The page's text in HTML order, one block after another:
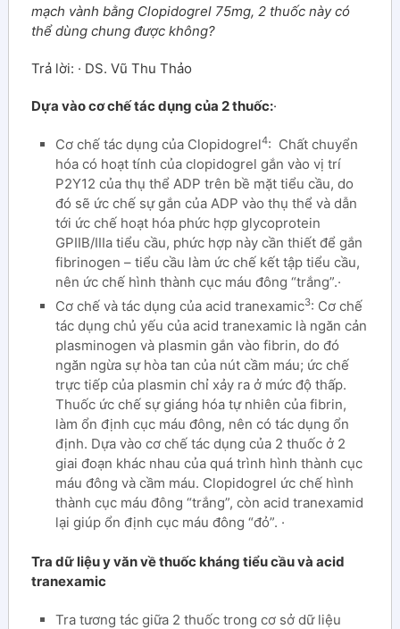
mạch vành bằng Clopidogrel 75mg, 2 thuốc này có
thể dùng chung được không?
Trả lời: · DS. Vũ Thu Thảo
Dựa vào cơ chế tác dụng của 2 thuốc:·
Cơ chế tác dụng của Clopidogrel4: Chất chuyển
hóa có hoạt tính của clopidogrel gắn vào vị trí
P2Y12 của thụ thể ADP trên bề mặt tiểu cầu, do
đó sẽ ức chế sự gắn của ADP vào thụ thể và dẫn
tới ức chế hoạt hóa phức hợp glycoprotein
GPIIB/IIIa tiểu cầu, phức hợp này cần thiết để gắn
fibrinogen – tiểu cầu làm ức chế kết tập tiểu cầu,
nên ức chế hình thành cục máu đông “trắng”.·
Cơ chế và tác dụng của acid tranexamic3: Cơ chế
tác dụng chủ yếu của acid tranexamic là ngăn cản
plasminogen và plasmin gắn vào fibrin, do đó
ngăn ngừa sự hòa tan của nút cầm máu; ức chế
trực tiếp của plasmin chỉ xảy ra ở mức độ thấp.
Thuốc ức chế sự giáng hóa tự nhiên của fibrin,
làm ổn định cục máu đông, nên có tác dụng ổn
định. Dựa vào cơ chế tác dụng của 2 thuốc ở 2
giai đoạn khác nhau của quá trình hình thành cục
máu đông và cầm máu. Clopidogrel ức chế hình
thành cục máu đông “trắng”, còn acid tranexamid
lại giúp ổn định cục máu đông “đỏ”. ·
Tra dữ liệu y văn về thuốc kháng tiểu cầu và acid
tranexamic
Tra tương tác giữa 2 thuốc trong cơ sở dữ liệu